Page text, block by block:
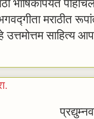
भाषिकांपर्यंत
भगवद्गीता मराठीत
उत्तमोत्तम साहित्य